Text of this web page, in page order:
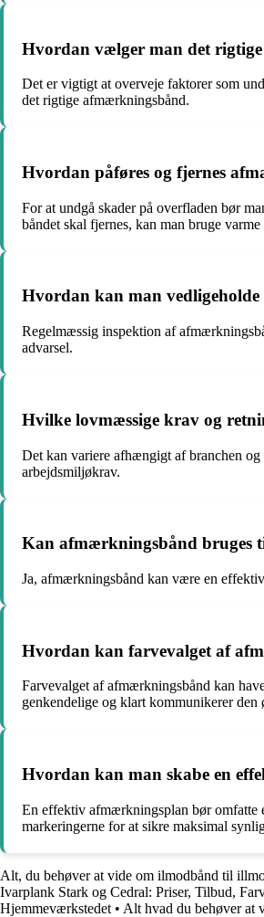
Hvordan vælger man det
Det er vigtigt at overveje faktorer som
det rigtige afmærkningsbånd.
Hvordan påføres og fjernes
For at undgå skader på overfladen bør
båndet skal fjernes, kan man bruge
Hvordan kan man
Regelmæssig inspektion af
advarsel.
Hvilke lovmæssige krav og
Det kan variere afhængigt af branchen
arbejdsmiljøkrav.
Kan afmærkningsbånd bruges
Ja, afmærkningsbånd kan være en
Hvordan kan farvevalget af
Farvevalget af afmærkningsbånd kan
genkendelige og klart kommunikerer den
Hvordan kan man skabe en
En effektiv afmærkningsplan bør omfatte
markeringerne for at sikre maksimal
Alt, du behøver at vide om ilmodbånd til
Ivarplank Stark og Cedral: Priser, Tilbud,
Hjemmeværkstedet • Alt hvad du behøver at